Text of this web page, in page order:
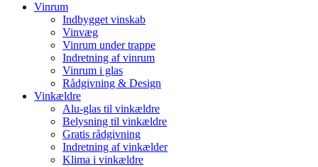
Vinrum
Indbygget vinskab
Vinvæg
Vinrum under trappe
Indretning af vinrum
Vinrum i glas
Rådgivning & Design
Vinkældre
Alu-glas til vinkældre
Belysning til vinkældre
Gratis rådgivning
Indretning af vinkælder
Klima i vinkældre